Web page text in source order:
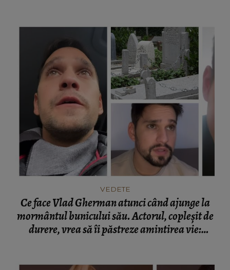
VEDETE
Ce face Vlad Gherman atunci când ajunge la
mormântul bunicului său. Actorul, copleșit de
durere, vrea să îi păstreze amintirea vie: